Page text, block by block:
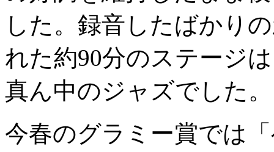
した。録音したばかり
れた約90分のステージ
真ん中のジャズでした。
今春のグラミー賞では